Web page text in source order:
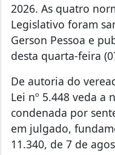
2026. As quatro
Legislativo foram
Gerson Pessoa e
desta quarta-feira
De autoria do
Lei nº 5.448 veda a
condenada por
em julgado,
11.340, de 7 de